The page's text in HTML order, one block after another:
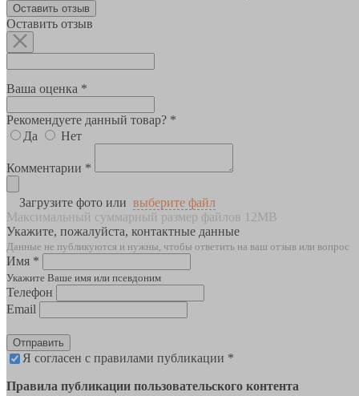
Оставить отзыв
Оставить отзыв
Ваша оценка *
Рекомендуете данный товар? *
Да
Нет
Комментарии *
Загрузите фото или выберите файл
Максимальный суммарный размер файлов 12MB
Укажите, пожалуйста, контактные данные
Данные не публикуются и нужны, чтобы ответить на ваш отзыв или вопрос
Имя *
Укажите Ваше имя или псевдоним
Телефон
Email
Отправить
Я согласен с правилами публикации *
Правила публикации пользовательского контента